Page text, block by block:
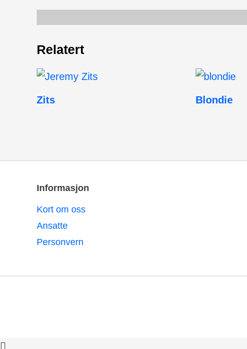
Relatert
Zits Blondie
Informasjon
Kort om oss
Ansatte
Personvern